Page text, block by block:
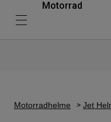
Motorrad
Motorradhelme Jet